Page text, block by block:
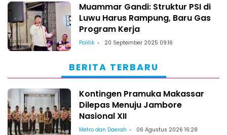
Muammar Gandi: Struktur PSI di
Luwu Harus Rampung, Baru Gas
Program Kerja
Politik 20 September 2025 09:16
BERITA TERBARU
Kontingen Pramuka Makassar
Dilepas Menuju Jambore
Nasional XII
Metro dan Daerah 06 Agustus 2026 16:28